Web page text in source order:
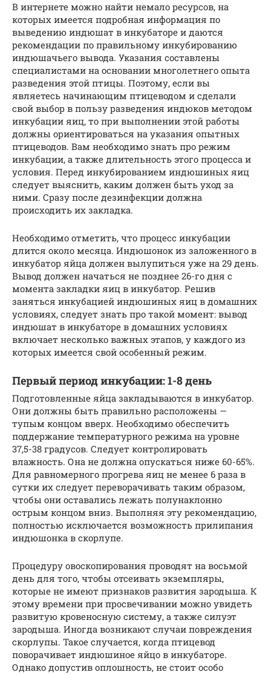
В интернете можно найти немало ресурсов, на
которых имеется подробная информация по
выведению индюшат в инкубаторе и даются
рекомендации по правильному инкубированию
индюшачьего вывода. Указания составлены
специалистами на основании многолетнего опыта
разведения этой птицы. Поэтому, если вы
являетесь начинающим птицеводом и сделали
свой выбор в пользу разведения индюков методом
инкубации яиц, то при выполнении этой работы
должны ориентироваться на указания опытных
птицеводов. Вам необходимо знать про режим
инкубации, а также длительность этого процесса и
условия. Перед инкубированием индюшиных яиц
следует выяснить, каким должен быть уход за
ними. Сразу после дезинфекции должна
происходить их закладка.
Необходимо отметить, что процесс инкубации
длится около месяца. Индюшонок из заложенного в
инкубатор яйца должен вылупиться уже на 29 день.
Вывод должен начаться не позднее 26-го дня с
момента закладки яиц в инкубатор. Решив
заняться инкубацией индюшиных яиц в домашних
условиях, следует знать про такой момент: вывод
индюшат в инкубаторе в домашних условиях
включает несколько важных этапов, у каждого из
которых имеется свой особенный режим.
Первый период инкубации: 1-8 день
Подготовленные яйца закладываются в инкубатор.
Они должны быть правильно расположены —
тупым концом вверх. Необходимо обеспечить
поддержание температурного режима на уровне
37,5-38 градусов. Следует контролировать
влажность. Она не должна опускаться ниже 60-65%.
Для равномерного прогрева яиц не менее 6 раза в
сутки их следует переворачивать таким образом,
чтобы они оставались лежать полунаклонно
острым концом вниз. Выполняя эту рекомендацию,
полностью исключается возможность прилипания
индюшонка в скорлупе.
Процедуру овоскопирования проводят на восьмой
день для того, чтобы отсеивать экземпляры,
которые не имеют признаков развития зародыша. К
этому времени при просвечивании можно увидеть
развитую кровеносную систему, а также силуэт
зародыша. Иногда возникают случаи повреждения
скорлупы. Такое случается, когда птицевод
поворачивает индюшиное яйцо в инкубаторе.
Однако допустив оплошность, не стоит особо